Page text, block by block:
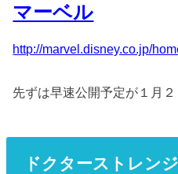
マーベル
http://marvel.disney.co.jp/
先ずは早速公開予定が１月２
ドクターストレン